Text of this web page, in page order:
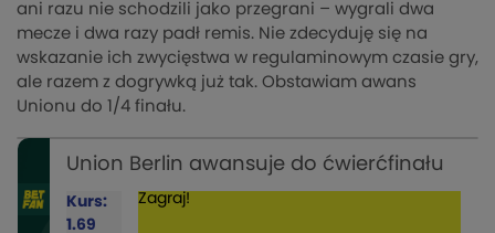
ani razu nie schodzili jako przegrani – wygrali dwa
mecze i dwa razy padł remis. Nie zdecyduję się na
wskazanie ich zwycięstwa w regulaminowym czasie gry,
ale razem z dogrywką już tak. Obstawiam awans
Unionu do 1/4 finału.
Union Berlin awansuje do ćwierćfinału
Kurs:
1.69
Zagraj!